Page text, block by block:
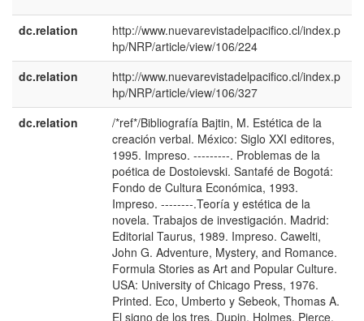
dc.relation
http://www.nuevarevistadelpacifico.cl/index.p
hp/NRP/article/view/106/224
dc.relation
http://www.nuevarevistadelpacifico.cl/index.p
hp/NRP/article/view/106/327
dc.relation
/*ref*/Bibliografía Bajtin, M. Estética de la
creación verbal. México: Siglo XXI editores,
1995. Impreso. ---------. Problemas de la
poética de Dostoievski. Santafé de Bogotá:
Fondo de Cultura Económica, 1993.
Impreso. --------.Teoría y estética de la
novela. Trabajos de investigación. Madrid:
Editorial Taurus, 1989. Impreso. Cawelti,
John G. Adventure, Mystery, and Romance.
Formula Stories as Art and Popular Culture.
USA: University of Chicago Press, 1976.
Printed. Eco, Umberto y Sebeok, Thomas A.
El signo de los tres. Dupin, Holmes, Pierce.